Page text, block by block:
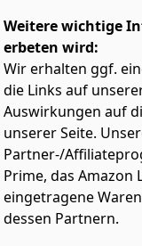
Trockner-
mehr Zeit mit
beim
sparen und
GRÖßERE
Raum, gönnen
bei identischem
AQUALOCK
bestehend aus
und AquaStop
Weitere wichtige
erbeten wird:
Wir erhalten ggf.
die Links auf
Auswirkungen auf
unserer Seite.
Partner-/
Prime, das Amazon
eingetragene
dessen Partnern.